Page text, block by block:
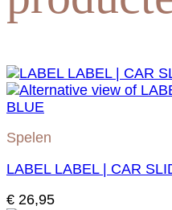
Spelen
LABEL LABEL | CAR
€ 26,95